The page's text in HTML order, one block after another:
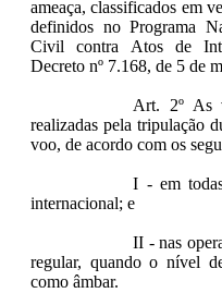
ameaça, classificados em
definidos no Programa
Civil contra Atos de
Decreto nº 7.168, de 5 de
Art. 2º As
realizadas pela tripulação
voo, de acordo com os
I - em
internacional; e
II - nas
regular, quando o nível
como âmbar.